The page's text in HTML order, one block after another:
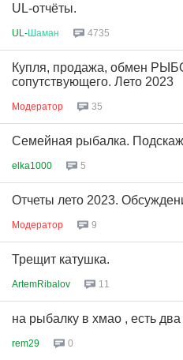
UL-отчёты.
UL-Шаман 4735
Купля, продажа, обмен
сопутствующего. Лето 2023
Модератор 35
Семейная рыбалка.
elka1000 5
Отчеты лето 2023.
Модератор 9
Трещит катушка.
ArtemRibalov 11
на рыбалку в хмао , есть два
rem29 0